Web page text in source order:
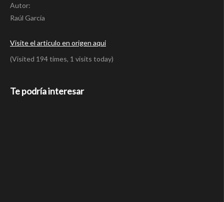
Autor:
Raúl García
Visite el articulo en origen aqui
(Visited 194 times, 1 visits today)
Te podría interesar